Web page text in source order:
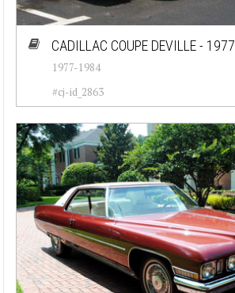
CADILLAC COUPE DEVILLE - 1977
1977-1984
#cj-id_2863